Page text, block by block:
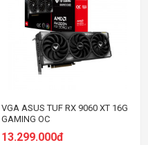
VGA ASUS TUF RX 9060 XT 16G
GAMING OC
13.299.000đ